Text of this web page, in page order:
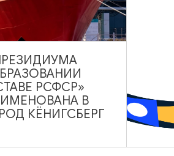
океана. Выставка «Артур
открытий и суровый характер
связанные с эпохой изучения
1, Калининград Показать на
РСФСР»
В
КЁНИГСБЕРГ